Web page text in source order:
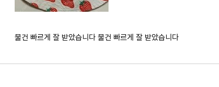
물건 빠르게 잘 받았습니다 물건 빠르게 잘 받았습니다